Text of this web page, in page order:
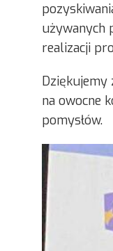
używanych
realizacji
Dziękujemy
na owocne
pomysłów.